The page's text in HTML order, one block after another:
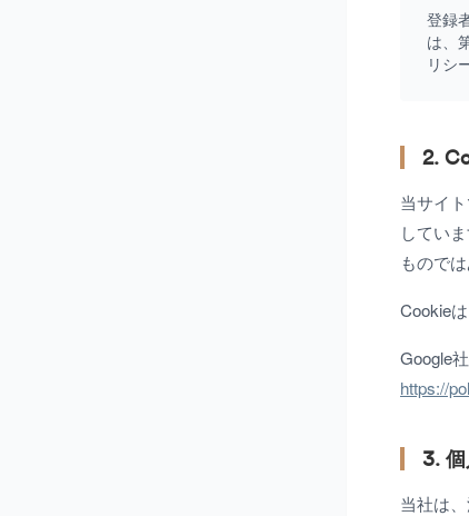
登録
は、
リシ
2.
当サイ
してい
もので
Cookie
Google
https://
3.
当社は